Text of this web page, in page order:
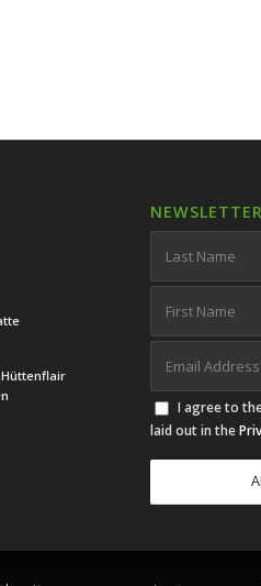
Hüttenflair
NEWSLETTER
I agree to
laid out in the